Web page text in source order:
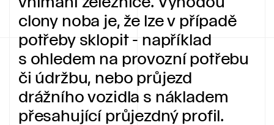
clony noba je, že lze v případě
potřeby sklopit - například
s ohledem na provozní potřebu
či údržbu, nebo průjezd
drážního vozidla s nákladem
přesahující průjezdný profil.